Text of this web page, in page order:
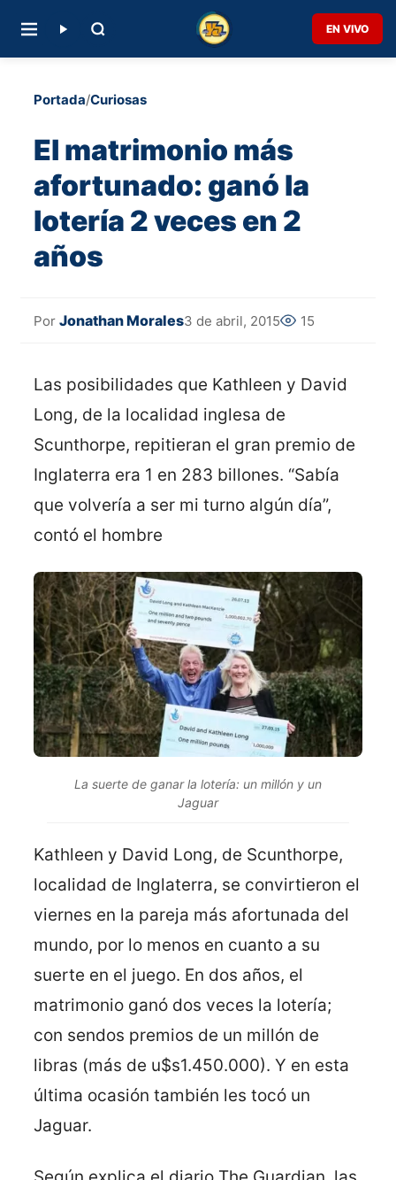
EN VIVO
Portada/Curiosas
El matrimonio más
afortunado: ganó la
lotería 2 veces en 2
años
Por Jonathan Morales3 de abril, 2015 15
Las posibilidades que Kathleen y David
Long, de la localidad inglesa de
Scunthorpe, repitieran el gran premio de
Inglaterra era 1 en 283 billones. “Sabía
que volvería a ser mi turno algún día”,
contó el hombre
La suerte de ganar la lotería: un millón y un
Jaguar
Kathleen y David Long, de Scunthorpe,
localidad de Inglaterra, se convirtieron el
viernes en la pareja más afortunada del
mundo, por lo menos en cuanto a su
suerte en el juego. En dos años, el
matrimonio ganó dos veces la lotería;
con sendos premios de un millón de
libras (más de u$s1.450.000). Y en esta
última ocasión también les tocó un
Jaguar.